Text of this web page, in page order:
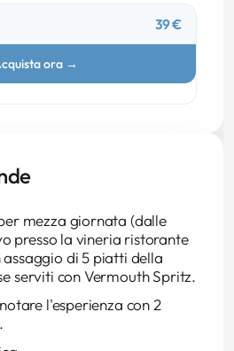
39 €
ora →
mezza giornata (dalle
presso la vineria ristorante
assaggio di 5 piatti della
serviti con Vermouth Spritz.
l'esperienza con 2